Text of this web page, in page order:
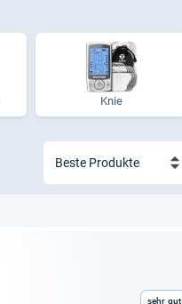
Knie
Sehr gut